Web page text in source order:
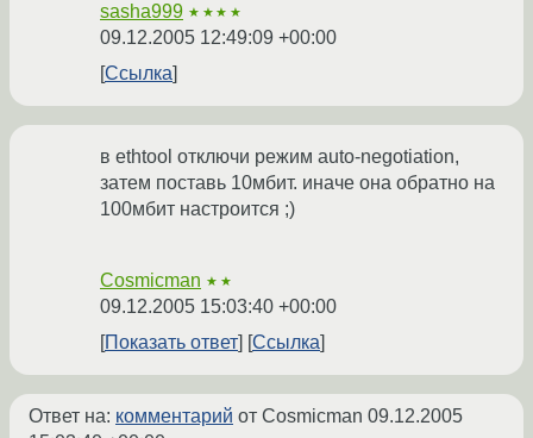
sasha999 ★★★★
09.12.2005 12:49:09 +00:00
Ссылка
в ethtool отключи режим auto-negotiation,
затем поставь 10мбит. иначе она обратно на
100мбит настроится ;)
Cosmicman ★★
09.12.2005 15:03:40 +00:00
Показать ответ
Ссылка
Ответ на: комментарий от Cosmicman 09.12.2005